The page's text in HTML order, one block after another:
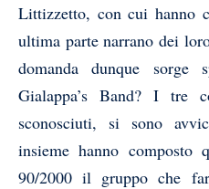
Littizzetto, con cui hanno
ultima parte narrano dei
domanda dunque sorge
Gialappa’s Band? I tre
sconosciuti, si sono
insieme hanno composto
90/2000 il gruppo che